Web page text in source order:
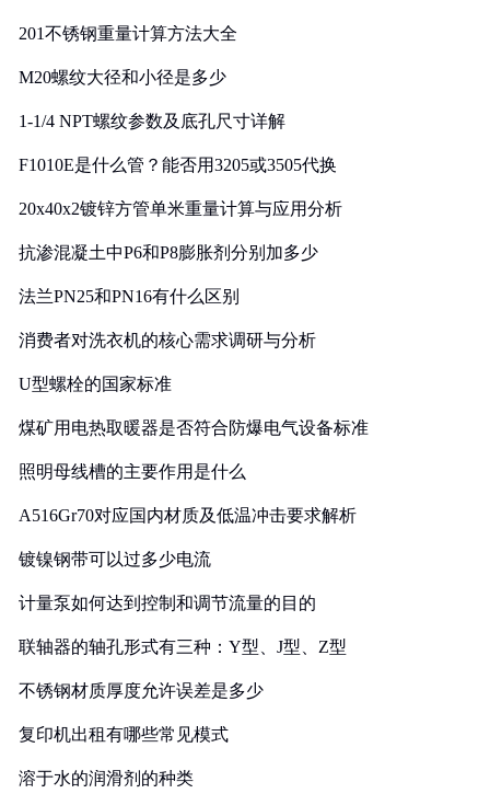
201不锈钢重量计算方法大全
M20螺纹大径和小径是多少
1-1/4 NPT螺纹参数及底孔尺寸详解
F1010E是什么管？能否用3205或3505代换
20x40x2镀锌方管单米重量计算与应用分析
抗渗混凝土中P6和P8膨胀剂分别加多少
法兰PN25和PN16有什么区别
消费者对洗衣机的核心需求调研与分析
U型螺栓的国家标准
煤矿用电热取暖器是否符合防爆电气设备标准
照明母线槽的主要作用是什么
A516Gr70对应国内材质及低温冲击要求解析
镀镍钢带可以过多少电流
计量泵如何达到控制和调节流量的目的
联轴器的轴孔形式有三种：Y型、J型、Z型
不锈钢材质厚度允许误差是多少
复印机出租有哪些常见模式
溶于水的润滑剂的种类